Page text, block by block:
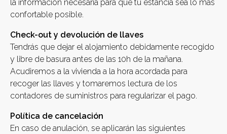
la información necesaria para que tu estancia sea lo más
confortable posible.
Check-out y devolución de llaves
Tendrás que dejar el alojamiento debidamente recogido
y libre de basura antes de las 10h de la mañana.
Acudiremos a la vivienda a la hora acordada para
recoger las llaves y tomaremos lectura de los
contadores de suministros para regularizar el pago.
Política de cancelación
En caso de anulación, se aplicarán las siguientes